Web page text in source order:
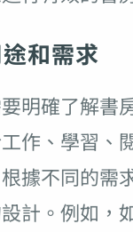
和需求
明確了解書
作、學習、
據不同的需
計。例如，